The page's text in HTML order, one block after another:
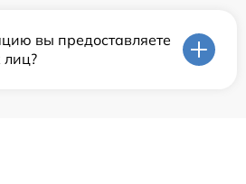
вы предоставляете